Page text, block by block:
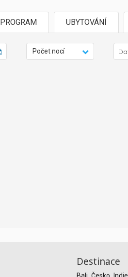
PROGRAM UBYTOVÁNÍ
Počet nocí
Destinace